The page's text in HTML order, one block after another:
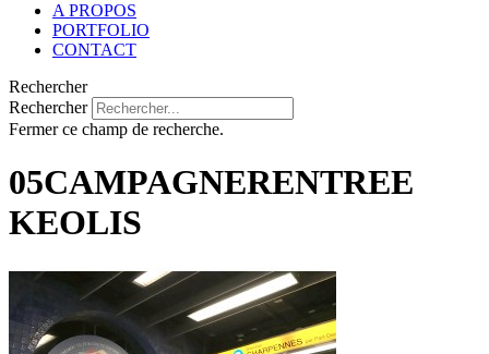
A PROPOS
PORTFOLIO
CONTACT
Rechercher
Rechercher
Fermer ce champ de recherche.
05CAMPAGNERENTREE
KEOLIS